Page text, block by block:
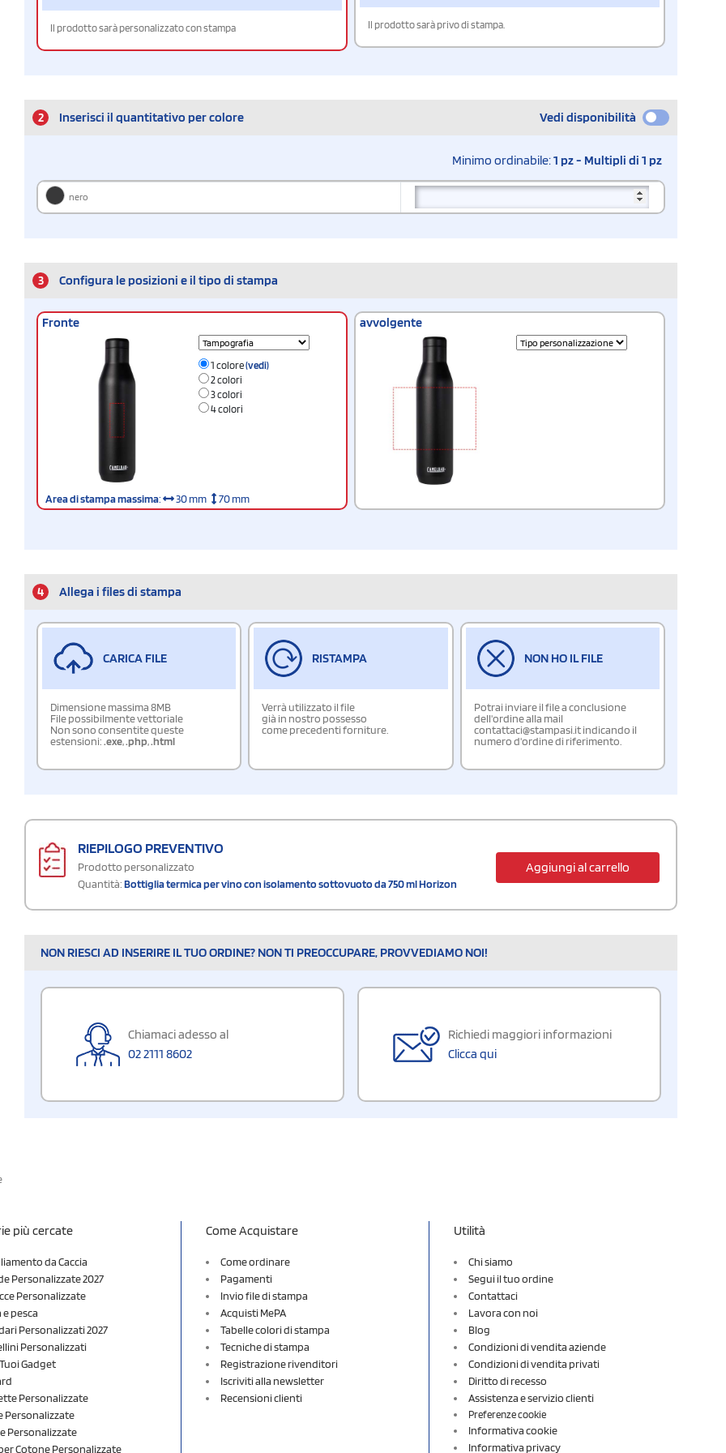
Il prodotto sarà personalizzato con stampa Il prodotto sarà privo di stampa.
2 Inserisci il quantitativo per colore Vedi disponibilità
Minimo ordinabile:1 pz - Multipli di 1 pz
nero
3 Configura le posizioni e il tipo di stampa
Fronte
1 colore(vedi)
2 colori
3 colori
4 colori
Area di stampa massima: 30 mm 70 mm
avvolgente
4 Allega i files di stampa
CARICA FILE
Dimensione massima 8MB
File possibilmente vettoriale
Non sono consentite queste
estensioni:.exe,.php,.html
RISTAMPA
Verrà utilizzato il file
già in nostro possesso
come precedenti forniture.
NON HO IL FILE
Potrai inviare il file a conclusione
dell'ordine alla mail
contattaci@stampasi.it indicando il
numero d'ordine di riferimento.
RIEPILOGO PREVENTIVO
Prodotto personalizzato
Quantità:Bottiglia termica per vino con isolamento sottovuoto da 750 ml Horizon
Aggiungi al carrello
NON RIESCI AD INSERIRE IL TUO ORDINE? NON TI PREOCCUPARE, PROVVEDIAMO NOI!
Chiamaci adesso al
02 2111 8602
Richiedi maggiori informazioni
Clicca qui
più cercate
da Caccia
Personalizzate 2027
Personalizzate
e pesca
Personalizzati 2027
Personalizzati
Gadget
Personalizzate
Personalizzate
Personalizzate
Cotone Personalizzate
Come Acquistare
Come ordinare
Pagamenti
Invio file di stampa
Acquisti MePA
Tabelle colori di stampa
Tecniche di stampa
Registrazione rivenditori
Iscriviti alla newsletter
Recensioni clienti
Utilità
Chi siamo
Segui il tuo ordine
Contattaci
Lavora con noi
Blog
Condizioni di vendita aziende
Condizioni di vendita privati
Diritto di recesso
Assistenza e servizio clienti
Preferenze cookie
Informativa cookie
Informativa privacy